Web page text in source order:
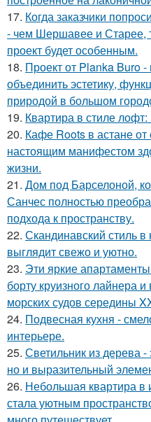
17. Когда заказчики
- чем Шершавее и Старее,
проект будет особенным.
18. Проект от Planka Buro
объединить эстетику,
природой в большом
19. Квартира в стиле лофт:
20. Кафе Roots в астане от
настоящим манифестом
жизни.
21. Дом под Барселоной,
Санчес полностью
подхода к пространству.
22. Скандинавский стиль в
выглядит свежо и уютно.
23. Эти яркие
борту круизного лайнера
морских судов середины
24. Подвесная кухня -
интерьере.
25. Светильник из дерева -
но и выразительный
26. Небольшая квартира в
стала уютным